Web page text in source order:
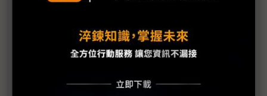
Tim Cook強調發展AI隱私不可少 醫療健康是蘋果最